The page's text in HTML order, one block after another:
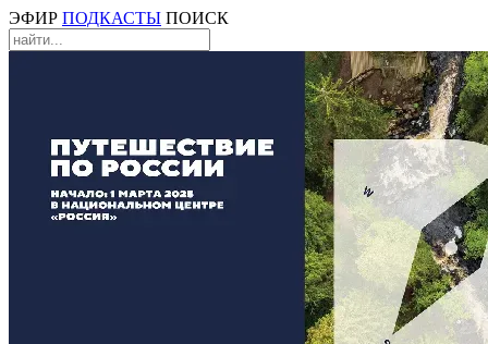
ЭФИР ПОДКАСТЫ ПОИСК